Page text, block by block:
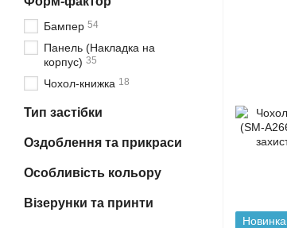
Новинка
Бампер 54
Панель (Накладка на
корпус) 35
Чохол-книжка 18
Тип застібки
Оздоблення та прикраси
Особливість кольору
Візерунки та принти